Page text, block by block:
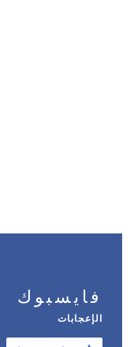
فايسبوك
الإعجابات